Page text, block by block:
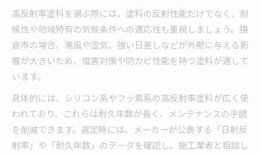
高反射率塗料を選ぶ際には、塗料の反射性能だけでなく、耐
候性や地域特有の気候条件への適応性も重視しましょう。鎌
倉市の場合、潮風や湿気、強い日差しなどが外壁に与える影
響が大きいため、塩害対策や防カビ性能を持つ塗料が適して
います。
具体的には、シリコン系やフッ素系の高反射率塗料が広く使
われており、これらは耐久年数が長く、メンテナンスの手間
を削減できます。選定時には、メーカーが公表する「日射反
射率」や「耐久年数」のデータを確認し、施工業者と相談し